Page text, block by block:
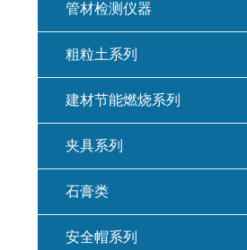
管材检测仪器
粗粒土系列
建材节能燃烧系列
夹具系列
石膏类
安全帽系列